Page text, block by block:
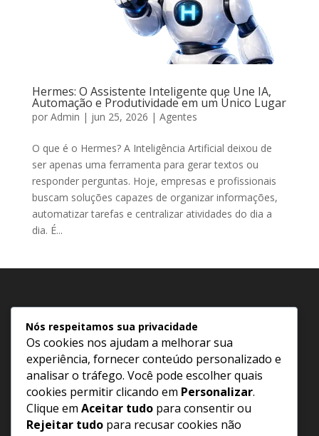
Hermes: O Assistente Inteligente que Une IA,
Automação e Produtividade em um Único Lugar
por Admin | jun 25, 2026 | Agentes
O que é o Hermes? A Inteligência Artificial deixou de
ser apenas uma ferramenta para gerar textos ou
responder perguntas. Hoje, empresas e profissionais
buscam soluções capazes de organizar informações,
automatizar tarefas e centralizar atividades do dia a
dia. É...
Política de Privacidade
Termos e Condições
Política de Cookies
Nós respeitamos sua privacidade
Os cookies nos ajudam a melhorar sua
experiência, fornecer conteúdo personalizado e
analisar o tráfego. Você pode escolher quais
cookies permitir clicando em Personalizar.
Clique em Aceitar tudo para consentir ou
Rejeitar tudo para recusar cookies não